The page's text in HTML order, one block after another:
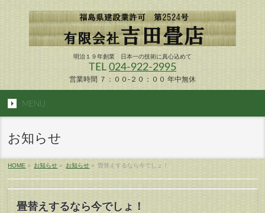
明治１９年創業 日本一の技術に真心込めて
TEL 024-922-2995
営業時間 ７：００-２０：００ 年中無休
MENU
お知らせ
HOME » お知らせ » お知らせ » 畳替えするなら今でしょ！
畳替えするなら今でしょ！